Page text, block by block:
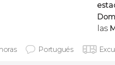
las
Portugués